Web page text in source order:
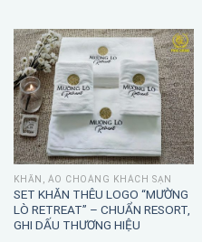
KHĂN, ÁO CHOÀNG KHÁCH SẠN
SET KHĂN THÊU LOGO “MƯỜNG
LÒ RETREAT” – CHUẨN RESORT,
GHI DẤU THƯƠNG HIỆU